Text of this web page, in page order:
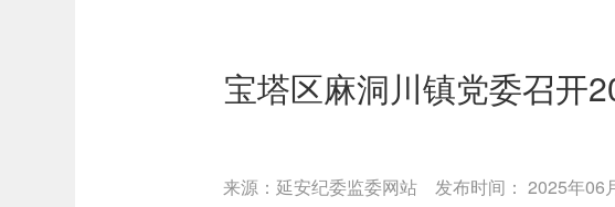
宝塔区麻洞川镇党委召开
来源：延安纪委监委网站 发布时间： 2025年06